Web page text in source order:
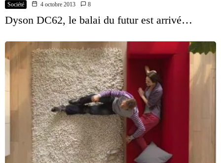
Société 4 octobre 2013 8
Dyson DC62, le balai du futur est arrivé…